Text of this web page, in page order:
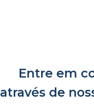
Entre em
através de